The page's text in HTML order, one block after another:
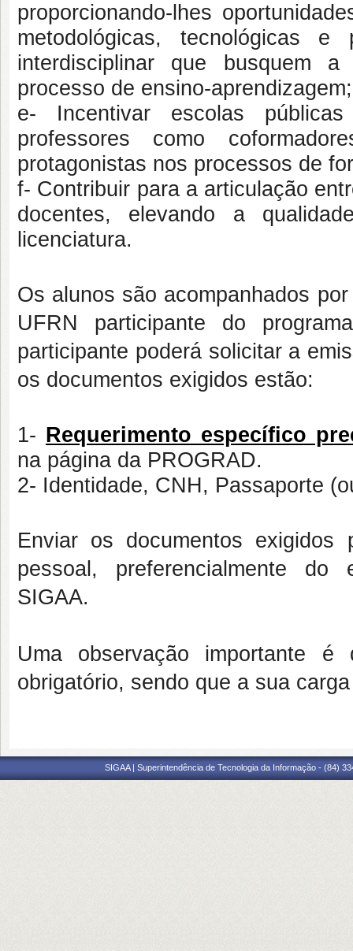
proporcionando-lhes
metodológicas, tecnológicas
interdisciplinar que busquem
processo de ensino-aprendizagem;
e- Incentivar escolas
professores como
protagonistas nos processos de
f- Contribuir para a articulação
docentes, elevando a
licenciatura.
Os alunos são acompanhados
UFRN participante do
participante poderá solicitar a
os documentos exigidos estão:
1- Requerimento específico
na página da PROGRAD.
2- Identidade, CNH, Passaporte
Enviar os documentos
pessoal, preferencialmente do
SIGAA.
Uma observação importante
obrigatório, sendo que a sua
SIGAA | Superintendência de Tecnologia da Informação - (84)